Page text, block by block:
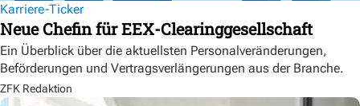
Karriere-Ticker
Neue Chefin für EEX-Clearinggesellschaft
Ein Überblick über die aktuellsten Personalveränderungen,
Beförderungen und Vertragsverlängerungen aus der Branche.
ZFK Redaktion